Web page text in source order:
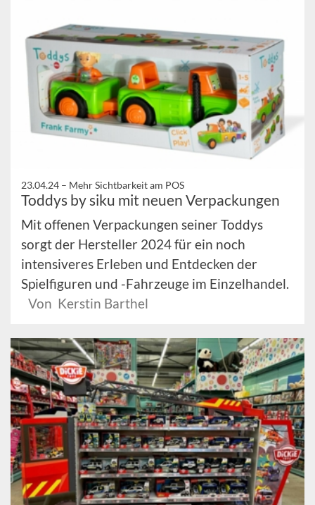
23.04.24 – Mehr Sichtbarkeit am POS
Toddys by siku mit neuen Verpackungen
Mit offenen Verpackungen seiner Toddys
sorgt der Hersteller 2024 für ein noch
intensiveres Erleben und Entdecken der
Spielfiguren und -Fahrzeuge im Einzelhandel.
Von Kerstin Barthel